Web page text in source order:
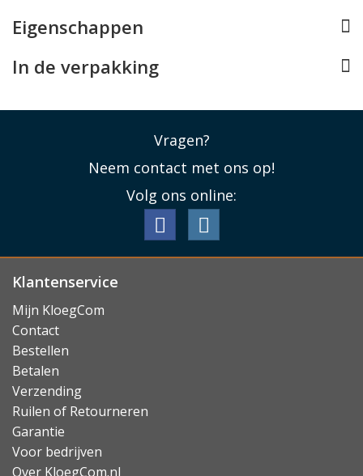
Eigenschappen
In de verpakking
Vragen?
Neem contact met ons op!
Volg ons online:
Klantenservice
Mijn KloegCom
Contact
Bestellen
Betalen
Verzending
Ruilen of Retourneren
Garantie
Voor bedrijven
Over KloegCom.nl